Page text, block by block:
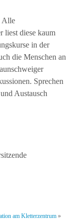
Alle
liest diese kaum
in der
die Menschen an
Sprechen
Austausch
am Kletterzentrum»